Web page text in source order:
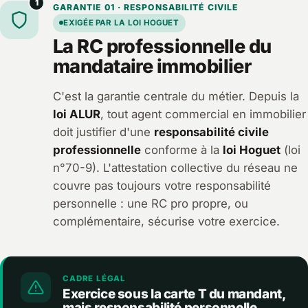
1 GARANTIE 01 · RESPONSABILITÉ CIVILE
EXIGÉE PAR LA LOI HOGUET
La RC professionnelle du
mandataire immobilier
C'est la garantie centrale du métier. Depuis la
loi ALUR, tout agent commercial en immobilier
doit justifier d'une responsabilité civile
professionnelleconforme à la loi Hoguet(loi
n°70-9). L'attestation collective du réseau ne
couvre pas toujours votre responsabilité
personnelle : une RC pro propre, ou
complémentaire, sécurise votre exercice.
CADRE LÉGAL
Exercice sous la carte T du mandant,